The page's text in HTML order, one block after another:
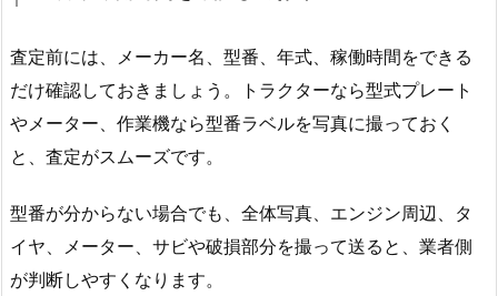
査定前には、メーカー名、型番、年式、稼働時間をできる
だけ確認しておきましょう。トラクターなら型式プレート
やメーター、作業機なら型番ラベルを写真に撮っておく
と、査定がスムーズです。
型番が分からない場合でも、全体写真、エンジン周辺、タ
イヤ、メーター、サビや破損部分を撮って送ると、業者側
が判断しやすくなります。